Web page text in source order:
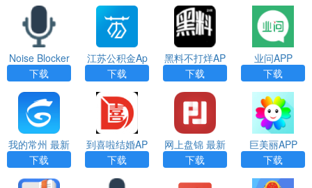
Noise Blocker
（麦克风降噪
软件）
下载
江苏公积金Ap
p下载
下载
黑料不打烊AP
P
下载
业问APP
下载
我的常州 最新
版APP
下载
到喜啦结婚AP
P
下载
网上盘锦 最新
版APP
下载
巨美丽APP
下载